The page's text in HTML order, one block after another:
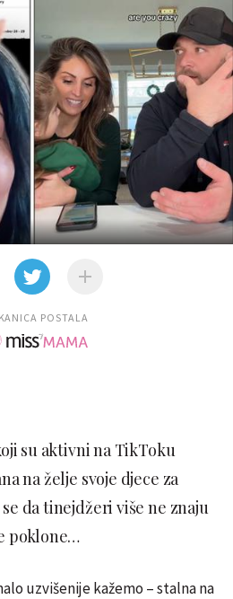
POSTALA
su aktivni na TikToku
na želje svoje djece za
da tinejdžeri više ne znaju
poklone…
uzvišenije kažemo – stalna na